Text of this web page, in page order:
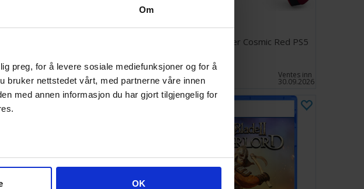
Om
preg, for å levere sosiale mediefunksjoner og for å
bruker nettstedet vårt, med partnerne våre innen
med annen informasjon du har gjort tilgjengelig for
OK
lager:2
DualSense Controller Cosmic Red PS5
799,- Ventes inn
30.09.2026